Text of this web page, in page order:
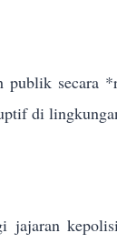
publik secara
di
jajaran